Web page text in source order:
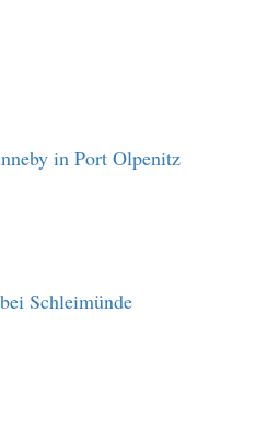
in Port Olpenitz
Schleimünde